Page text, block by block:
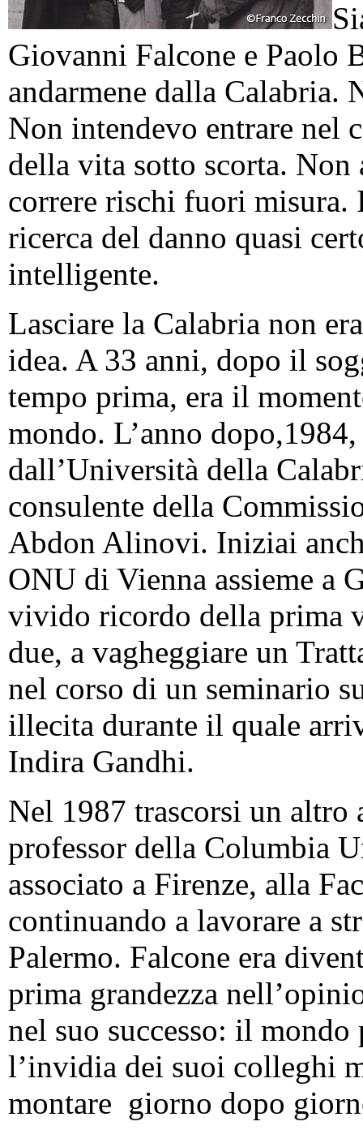
Giovanni Falcone e Paolo
andarmene dalla Calabria.
Non intendevo entrare nel
della vita sotto scorta. Non
correre rischi fuori misura.
ricerca del danno quasi
intelligente.
Lasciare la Calabria non
idea. A 33 anni, dopo il
tempo prima, era il
mondo. L’anno
dall’Università della
consulente della
Abdon Alinovi. Iniziai
ONU di Vienna assieme a
vivido ricordo della prima
due, a vagheggiare un
nel corso di un seminario
illecita durante il quale
Indira Gandhi.
Nel 1987 trascorsi un
professor della Columbia
associato a Firenze, alla
continuando a lavorare a
Palermo. Falcone era
prima grandezza
nel suo successo: il
l’invidia dei suoi colleghi
montare giorno dopo